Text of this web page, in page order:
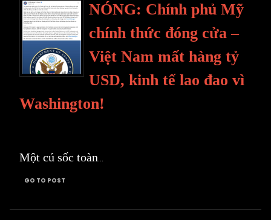
NÓNG: Chính phủ Mỹ
chính thức đóng cửa –
Việt Nam mất hàng tỷ
USD, kinh tế lao đao vì
Washington!
Một cú sốc toàn...
GO TO POST